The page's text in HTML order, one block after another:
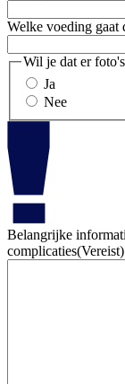
Welke voeding gaat
Wil je dat er
Ja
Nee
Belangrijke
complicaties(Vereist)